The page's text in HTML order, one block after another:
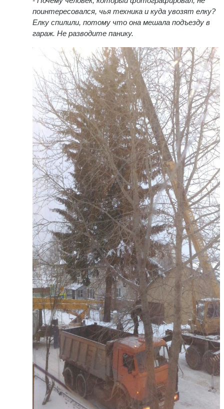
поинтересовался, чья техника и куда увозят елку?
Елку спилили, потому что она мешала подъезду в
гараж. Не разводите панику.